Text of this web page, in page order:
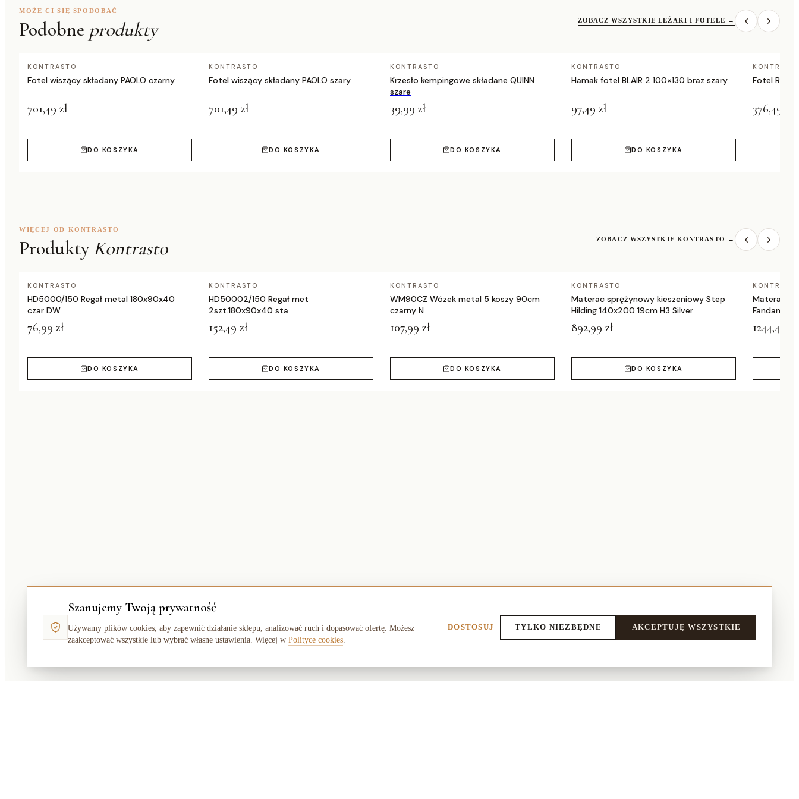
Maksymalne obciążenie
EAN 5901386213518
MOŻE CI SIĘ SPODOBAĆ
Podobne produkty ZOBACZ WSZYSTKIE LEŻAKI I FOTELE →
KONTRASTO
Fotel wiszący składany PAOLO czarny
701,49 zł
DO KOSZYKA
KONTRASTO
Fotel wiszący składany PAOLO szary
701,49 zł
DO KOSZYKA
KONTRASTO
Krzesło kempingowe składane QUINN
szare
39,99 zł
DO KOSZYKA
KONTRASTO
Hamak fotel BLAIR 2 100×130 braz szary
97,49 zł
DO KOSZYKA
Fotel
376,49 zł
WIĘCEJ OD KONTRASTO
Produkty Kontrasto ZOBACZ WSZYSTKIE KONTRASTO →
KONTRASTO
HD5000/150 Regał metal 180x90x40
czar DW
76,99 zł
DO KOSZYKA
KONTRASTO
HD50002/150 Regał met
2szt.180x90x40 sta
152,49 zł
DO KOSZYKA
KONTRASTO
WM90CZ Wózek metal 5 koszy 90cm
czarny N
107,99 zł
DO KOSZYKA
KONTRASTO
Materac sprężynowy kieszeniowy Step
Hilding 140x200 19cm H3 Silver
892,99 zł
DO KOSZYKA
Materac
Fandango
1244,49 zł
Szanujemy Twoją prywatność
Używamy plików cookies, aby zapewnić działanie sklepu, analizować ruch i dopasować ofertę. Możesz
zaakceptować wszystkie lub wybrać własne ustawienia. Więcej w Polityce cookies
DOSTOSUJ TYLKO NIEZBĘDNE AKCEPTUJĘ WSZYSTKIE